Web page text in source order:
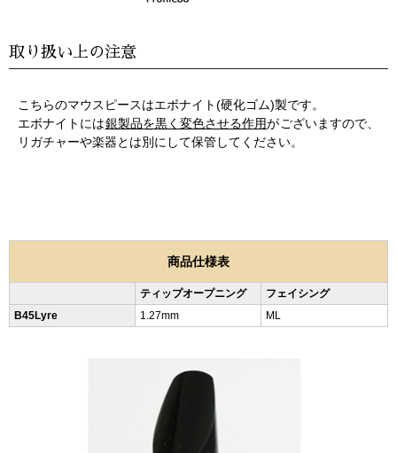
取り扱い上の注意
こちらのマウスピースはエボナイト(硬化ゴム)製です。
エボナイトには銀製品を黒く変色させる作用がございますので、
リガチャーや楽器とは別にして保管してください。
商品仕様表
ティップオープニング
フェイシング
B45Lyre
1.27mm ML